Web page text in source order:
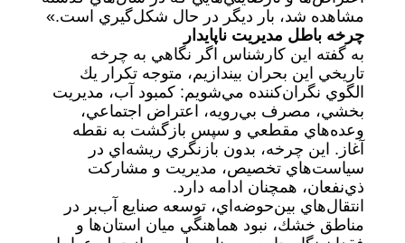
مشاهده شد، بار ديگر در حال شكل‌گيري است.»
چرخه باطل مديريت ناپايدار
به گفته اين كارشناس اگر نگاهي به چرخه
تاريخي اين بحران بيندازيم، متوجه تكرار يك
الگوي نگران‌كننده مي‌شويم: كمبود آب، مديريت
بخشي، مصرف بي‌رويه، اعتراض اجتماعي،
وعده‌هاي مقطعي و سپس بازگشت به نقطه
آغاز. اين چرخه، بدون بازنگري ريشه‌اي در
سياست‌هاي تخصيص، مديريت و مشاركت
ذي‌نفعان، همچنان ادامه دارد.
انتقال‌هاي بين‌حوضه‌اي، توسعه صنايع آب‌بر در
مناطق خشك، نبود هماهنگي ميان استان‌ها و